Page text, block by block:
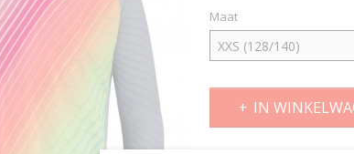
Maat
IN